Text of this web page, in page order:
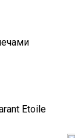
Etoile